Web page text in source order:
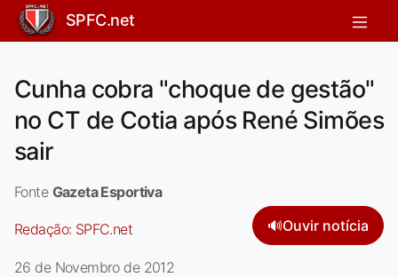
SPFC.net
Cunha cobra "choque de gestão"
no CT de Cotia após René Simões
sair
Fonte Gazeta Esportiva
Redação: SPFC.net 🔊Ouvir notícia
26 de Novembro de 2012